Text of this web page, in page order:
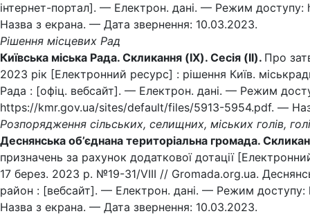
інтернет-портал]. — Електрон. дані. — Режим
Назва з екрана. — Дата звернення: 10.03.2023.
Рішення місцевих Рад
Київська міська Рада. Скликання (IX). Сесія (II). Про
2023 рік [Електронний ресурс] : рішення Київ.
Рада : [офіц. вебсайт]. — Електрон. дані. — Режим
https://kmr.gov.ua/sites/default/files/5913-5954.pdf. —
Розпорядження сільських, селищних, міських голів,
Деснянська об’єднана територіальна громада.
призначень за рахунок додаткової дотації
17 берез. 2023 р. №19-31/VIII // Gromada.org.ua.
район : [вебсайт]. — Електрон. дані. — Режим
Назва з екрана. — Дата звернення: 10.03.2023.